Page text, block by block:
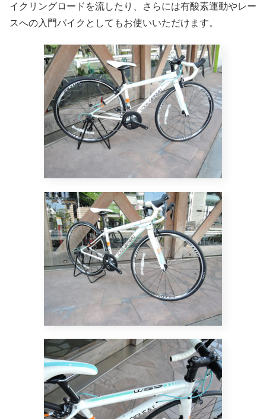
イクリングロードを流したり、さらには有酸素運動やレー
スへの入門バイクとしてもお使いいただけます。